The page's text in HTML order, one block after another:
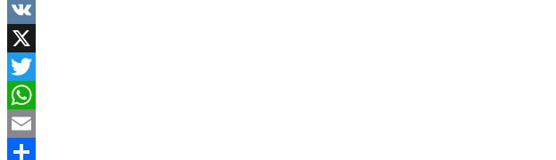
Facebook
VK
X
Twitter
WhatsApp
Email